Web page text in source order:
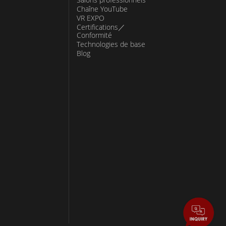
Chaîne YouTube
VR EXPO
Certifications／
Conformité
Technologies de base
Blog